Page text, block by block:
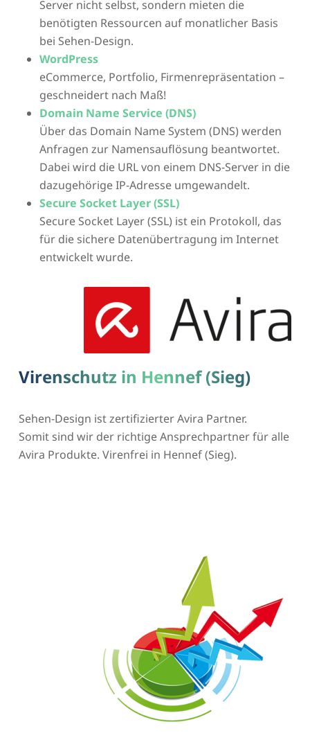
Server nicht selbst, sondern mieten die
benötigten Ressourcen auf monatlicher Basis
bei Sehen-Design.
WordPress
eCommerce, Portfolio, Firmenrepräsentation –
geschneidert nach Maß!
Domain Name Service (DNS)
Über das Domain Name System (DNS) werden
Anfragen zur Namensauflösung beantwortet.
Dabei wird die URL von einem DNS-Server in die
dazugehörige IP-Adresse umgewandelt.
Secure Socket Layer (SSL)
Secure Socket Layer (SSL) ist ein Protokoll, das
für die sichere Datenübertragung im Internet
entwickelt wurde.
Virenschutz in Hennef (Sieg)
Sehen-Design ist zertifizierter Avira Partner.
Somit sind wir der richtige Ansprechpartner für alle
Avira Produkte. Virenfrei in Hennef (Sieg).